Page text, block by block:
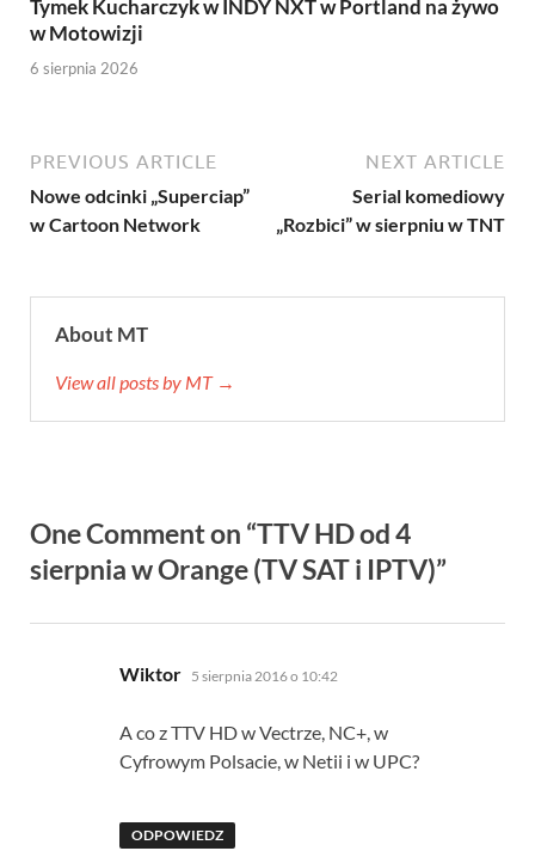
Tymek Kucharczyk w INDY NXT w Portland na żywo
w Motowizji
6 sierpnia 2026
PREVIOUS ARTICLE
Nowe odcinki „Superciap”
w Cartoon Network
NEXT ARTICLE
Serial komediowy
„Rozbici” w sierpniu w TNT
About MT
View all posts by MT →
One Comment on “TTV HD od 4
sierpnia w Orange (TV SAT i IPTV)”
Wiktor pisze:
5 sierpnia 2016 o 10:42
A co z TTV HD w Vectrze, NC+, w
Cyfrowym Polsacie, w Netii i w UPC?
ODPOWIEDZ